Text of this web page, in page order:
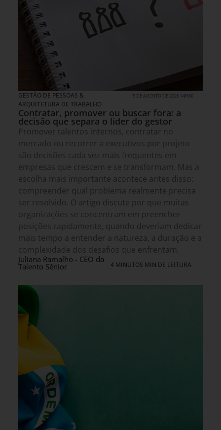
GESTÃO DE PESSOAS &
ARQUITETURA DE TRABALHO
5 DE AGOSTO DE 2026 14H00
Contratar, promover ou buscar fora: a
decisão que separa o líder do gestor
Promover talentos internos, contratar no
mercado ou recorrer a executivos por projeto
são decisões cada vez mais frequentes em
empresas que crescem e se transformam. Mas a
escolha mais importante acontece antes disso:
compreender qual problema realmente precisa
ser resolvido. O artigo discute por que muitas
organizações se concentram em preencher
posições rapidamente, quando deveriam dedicar
mais tempo a entender a natureza, a duração e a
complexidade dos desafios que enfrentam.
Juliana Ramalho - CEO da
Talento Sênior 4 MINUTOS MIN DE LEITURA